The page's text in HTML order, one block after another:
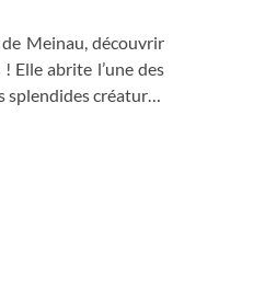
Meinau, découvrir
Elle abrite l’une des
créatures